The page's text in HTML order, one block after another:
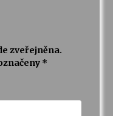
zveřejněna.
*